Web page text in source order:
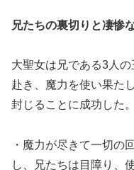
兄たちの裏切りと凄惨
大聖女は兄である3人
赴き、魔力を使い果た
封じることに成功した。
・魔力が尽きて一切の
し、兄たちは目障り、